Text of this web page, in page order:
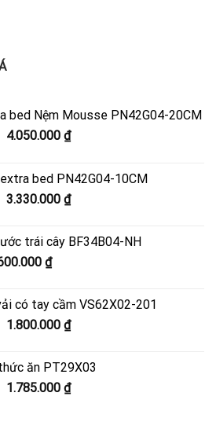
bed Nệm Mousse PN42G04-20CM
Giá
4.500.000 ₫.
4.050.000 ₫Giá
là:
4.050.000 ₫.
bed PN42G04-10CM
Giá
3.700.000 ₫.
3.330.000 ₫Giá
là:
trái cây BF34B04-NH
₫.
₫Giá
là:
600.000 ₫.
có tay cầm VS62X02-201
Giá
2.000.000 ₫.
1.800.000 ₫Giá
là:
1.800.000 ₫.
ăn PT29X03
Giá
1.785.000 ₫Giá